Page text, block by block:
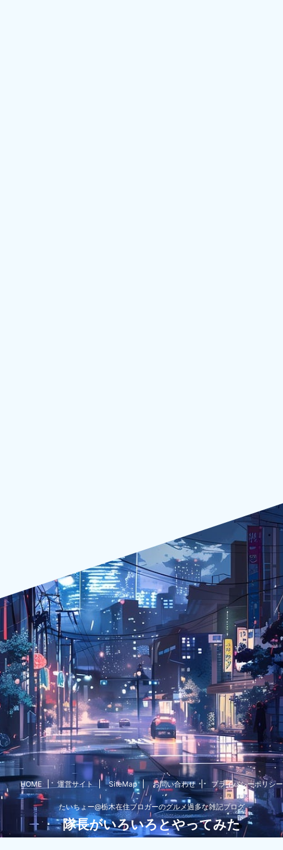
HOME 運営サイト SiteMap お問い合わせ プライバシーポリシー
たいちょー@栃木在住ブロガーのグルメ過多な雑記ブログ
隊長がいろいろとやってみた